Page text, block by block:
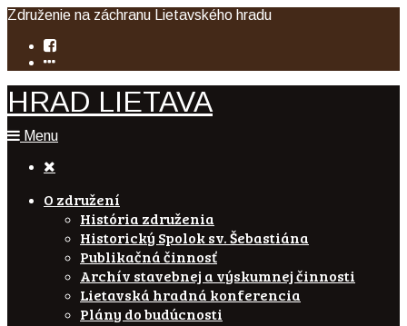
Združenie na záchranu Lietavského hradu
HRAD LIETAVA
Menu

O združení
História združenia
Historický Spolok sv. Šebastiána
Publikačná činnosť
Archív stavebnej a výskumnej činnosti
Lietavská hradná konferencia
Plány do budúcnosti